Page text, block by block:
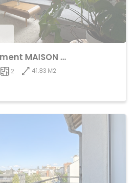
Achat Appartement MAISON BLANCHE
2
41.83 M2